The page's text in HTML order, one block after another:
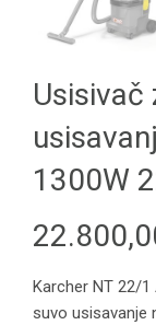
Usisivač
1300W
Karcher NT 22/
suvo usisavanje